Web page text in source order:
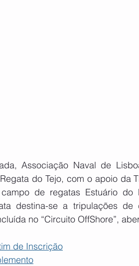
Associação Naval de
do Tejo, com o apoio da
de regatas Estuário do
destina-se a tripulações
no “Circuito OffShore”,
de Inscrição